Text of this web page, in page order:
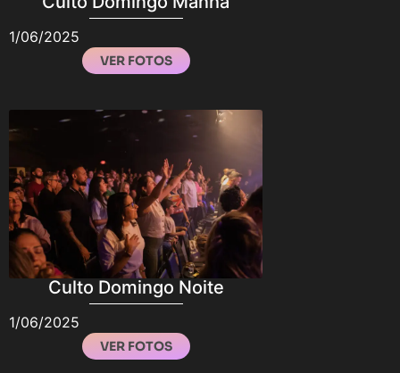
1/06/2025
VER FOTOS
Culto Domingo Noite
1/06/2025
VER FOTOS